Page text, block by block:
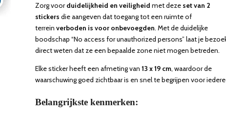
Zorg voor duidelijkheid en veiligheid met deze set van 2
stickers die aangeven dat toegang tot een ruimte of
terrein verboden is voor onbevoegden. Met de duidelijke
boodschap “No access for unauthorized persons” laat je
direct weten dat ze een bepaalde zone niet mogen betreden.
Elke sticker heeft een afmeting van 13 x 19 cm, waardoor de
waarschuwing goed zichtbaar is en snel te begrijpen voor
Belangrijkste kenmerken: